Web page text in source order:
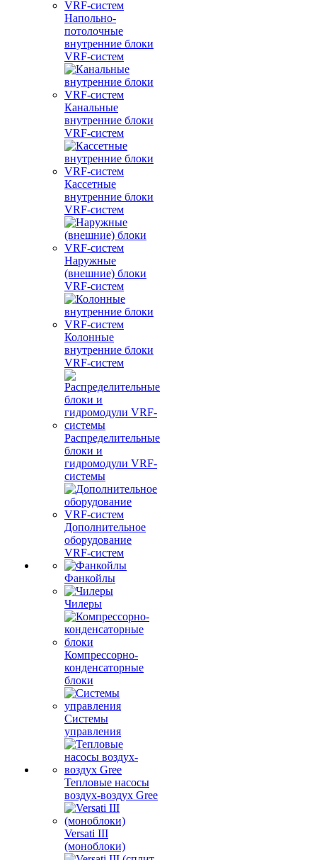
Напольно-
потолочные
внутренние блоки
VRF-систем
Канальные
внутренние блоки
VRF-систем
Кассетные
внутренние блоки
VRF-систем
Наружные
(внешние) блоки
VRF-систем
Колонные
внутренние блоки
VRF-систем
Распределительные
блоки и
гидромодули VRF-
системы
Дополнительное
оборудование
VRF-систем
Фанкойлы
Чилеры
Компрессорно-
конденсаторные
блоки
Системы
управления
Тепловые насосы
воздух-воздух Gree
Versati III
(моноблоки)